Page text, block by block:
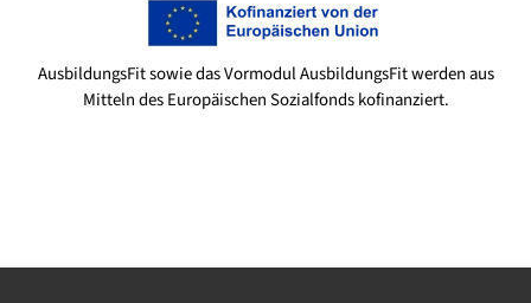
AusbildungsFit sowie das Vormodul AusbildungsFit werden aus
Mitteln des Europäischen Sozialfonds kofinanziert.